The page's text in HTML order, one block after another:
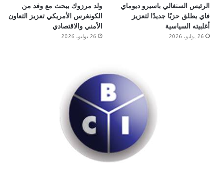
الرئيس السنغالي باسيرو ديوماي
فاي يطلق حزبًا جديدًا لتعزيز
أغلبيته السياسية
26 يوليو، 2026
ولد مرزوك يبحث مع وفد من
الكونغرس الأمريكي تعزيز التعاون
الأمني والاقتصادي
26 يوليو، 2026